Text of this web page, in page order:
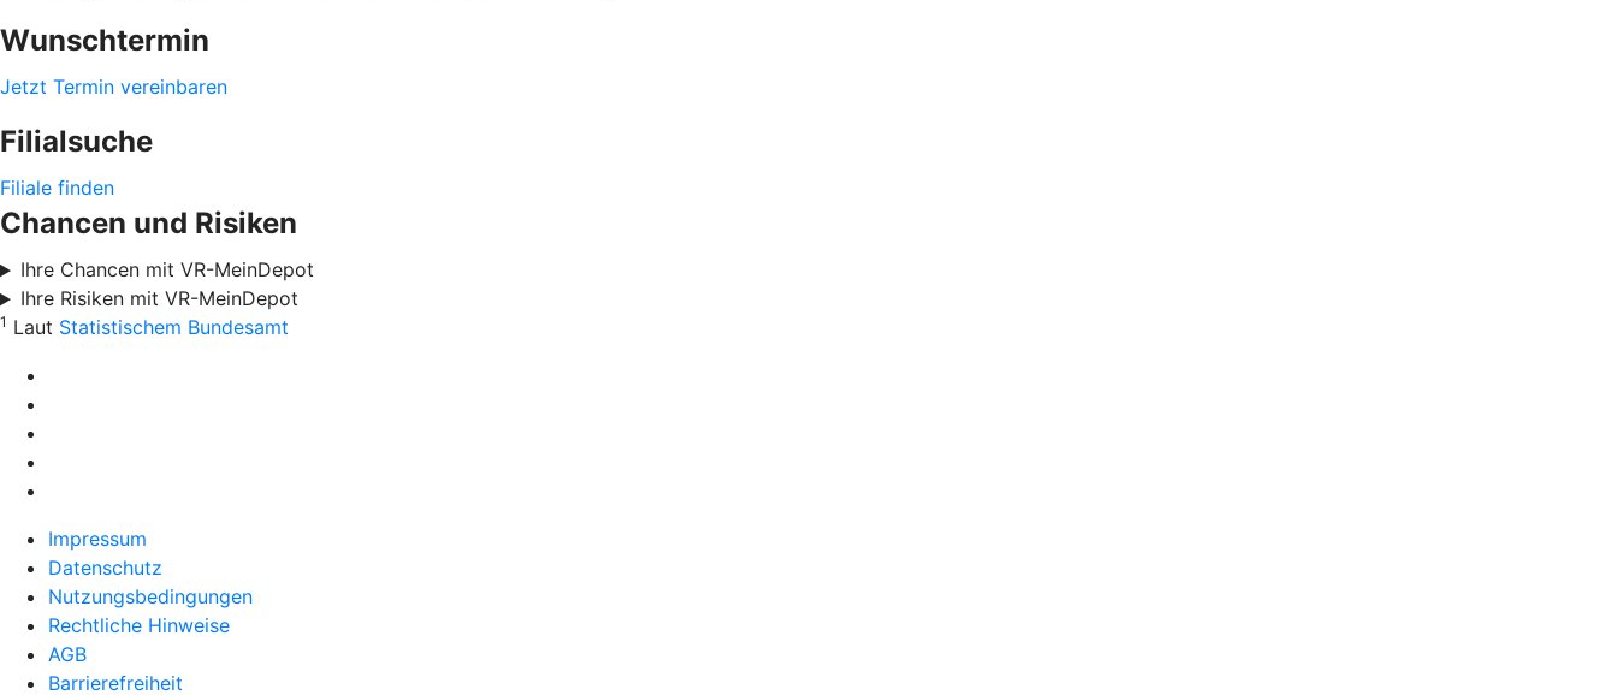
Wunschtermin
Jetzt Termin vereinbaren
Filialsuche
Filiale finden
Chancen und Risiken
Ihre Chancen mit VR-MeinDepot
Ihre Risiken mit VR-MeinDepot
1 Laut Statistischem Bundesamt
Impressum
Datenschutz
Nutzungsbedingungen
Rechtliche Hinweise
AGB
Barrierefreiheit